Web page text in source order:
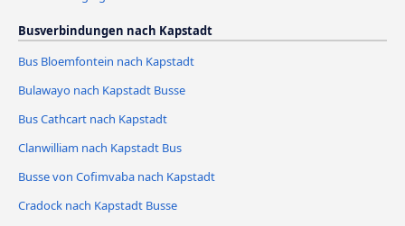
Busverbindungen nach Kapstadt
Bus Bloemfontein nach Kapstadt
Bulawayo nach Kapstadt Busse
Bus Cathcart nach Kapstadt
Clanwilliam nach Kapstadt Bus
Busse von Cofimvaba nach Kapstadt
Cradock nach Kapstadt Busse